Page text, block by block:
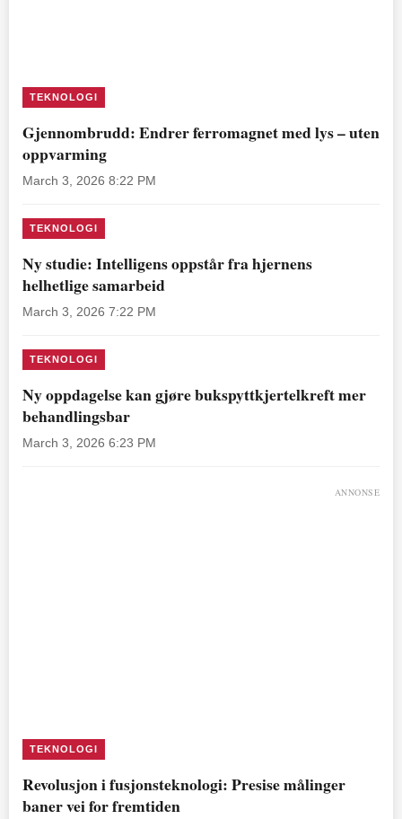
TEKNOLOGI
Gjennombrudd: Endrer ferromagnet med lys – uten
oppvarming
March 3, 2026 8:22 PM
TEKNOLOGI
Ny studie: Intelligens oppstår fra hjernens
helhetlige samarbeid
March 3, 2026 7:22 PM
TEKNOLOGI
Ny oppdagelse kan gjøre bukspyttkjertelkreft mer
behandlingsbar
March 3, 2026 6:23 PM
ANNONSE
TEKNOLOGI
Revolusjon i fusjonsteknologi: Presise målinger
baner vei for fremtiden